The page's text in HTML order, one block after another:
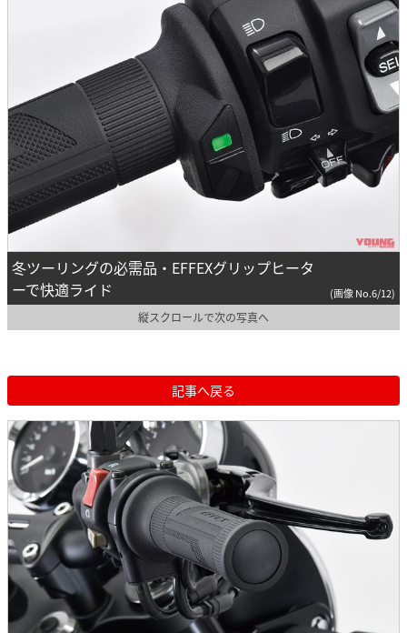
冬ツーリングの必需品・EFFEXグリップヒータ
ーで快適ライド
(画像 No.6/12)
縦スクロールで次の写真へ
記事へ戻る